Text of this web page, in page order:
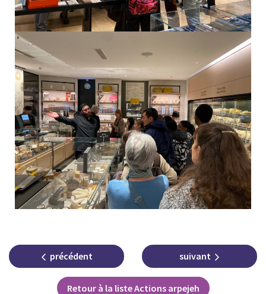
précédent
Retour à la liste Actions arpejeh
suivant